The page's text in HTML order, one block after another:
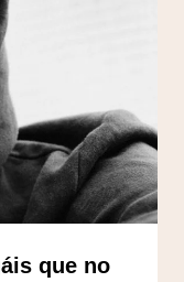
que no